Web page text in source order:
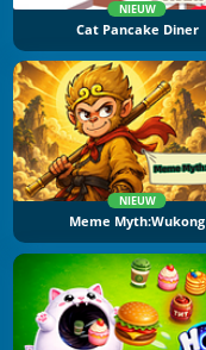
NIEUW
Cat Pancake Diner
NIEUW
Meme Myth:Wukong